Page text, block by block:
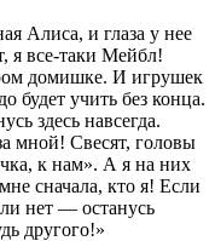
Алиса, и глаза у нее
я все-таки Мейбл!
домишке. И игрушек
будет учить без конца.
здесь навсегда.
мной! Свесят, головы
к нам». А я на них
сначала, кто я! Если
нет — останусь
другого!»